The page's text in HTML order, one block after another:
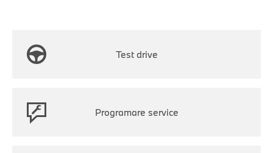
Test drive
Programare service